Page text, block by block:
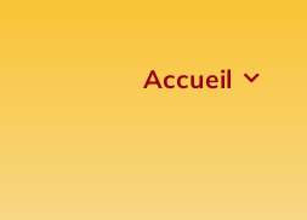
Accueil